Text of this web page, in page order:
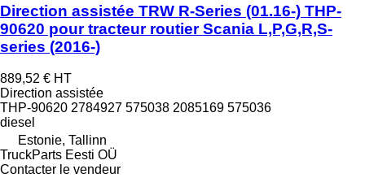
Direction assistée TRW R-Series (01.16-) THP-
90620 pour tracteur routier Scania L,P,G,R,S-
series (2016-)
889,52 € HT
Direction assistée
THP-90620 2784927 575038 2085169 575036
diesel
Estonie, Tallinn
TruckParts Eesti OÜ
Contacter le vendeur